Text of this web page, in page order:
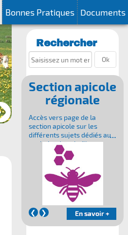
Bonnes Pratiques Documents
Rechercher
Ok
Section apicole
régionale
Accès vers page de la
section apicole sur les
différents sujets dédiés au
sanitaire des abeilles
❮ ❯